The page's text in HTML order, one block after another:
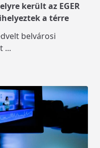
került az EGER
a térre
belvárosi
...